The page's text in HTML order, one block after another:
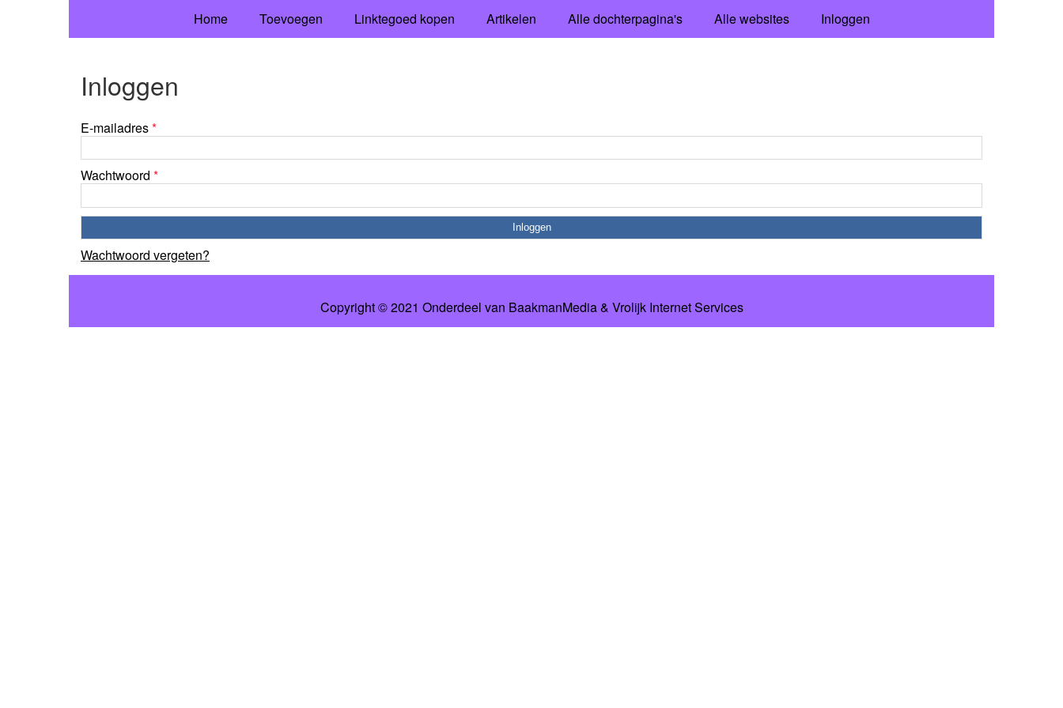
Home Toevoegen Linktegoed kopen Artikelen Alle dochterpagina's Alle websites Inloggen
Inloggen
E-mailadres*
Wachtwoord *
Wachtwoord vergeten?
Copyright © 2021 Onderdeel van BaakmanMedia& Vrolijk Internet Services